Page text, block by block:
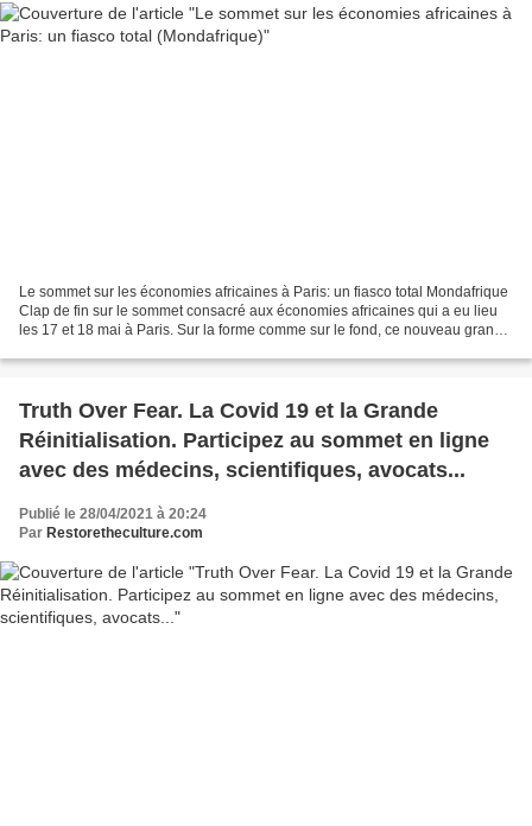
Le sommet sur les économies africaines à Paris: un fiasco total Mondafrique
Clap de fin sur le sommet consacré aux économies africaines qui a eu lieu
les 17 et 18 mai à Paris. Sur la forme comme sur le fond, ce nouveau grand
Truth Over Fear. La Covid 19 et la Grande
Réinitialisation. Participez au sommet en ligne
avec des médecins, scientifiques, avocats...
Publié le 28/04/2021 à 20:24
Par Restoretheculture.com